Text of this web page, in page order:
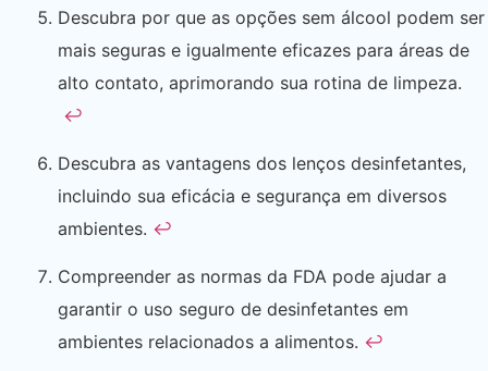
Descubra por que as opções sem álcool podem ser
mais seguras e igualmente eficazes para áreas de
alto contato, aprimorando sua rotina de limpeza.
↩
Descubra as vantagens dos lenços desinfetantes,
incluindo sua eficácia e segurança em diversos
ambientes. ↩
Compreender as normas da FDA pode ajudar a
garantir o uso seguro de desinfetantes em
ambientes relacionados a alimentos. ↩